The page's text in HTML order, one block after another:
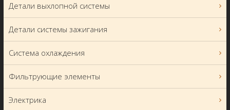
Детали выхлопной системы
Детали системы зажигания
Система охлаждения
Фильтрующие элементы
Электрика